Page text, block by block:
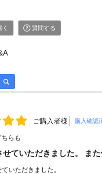
質問する
ご購入者様 購入確認
らも
せていただきました。 ま
いただきました。